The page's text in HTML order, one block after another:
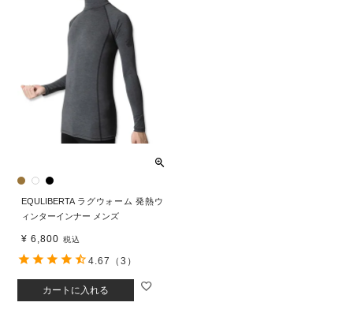
EQULIBERTA ラグウォーム 発熱ウ
ィンターインナー メンズ
¥ 6,800 税込
カートに入れる
4.67 （3）